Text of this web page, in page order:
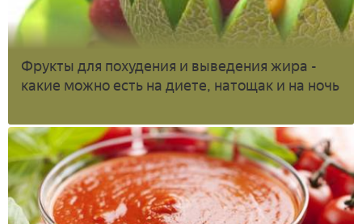
Фрукты для похудения и выведения жира -
какие можно есть на диете, натощак и на ночь